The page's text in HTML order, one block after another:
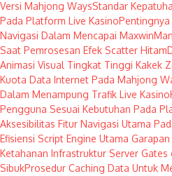
Versi Mahjong WaysStandar
Pada Platform Live Kasino
Navigasi Dalam Mencapai Maxwin
Saat Pemrosesan Efek Scatter Hitam
Animasi Visual Tingkat Tinggi Kakek
Kuota Data Internet Pada Mahjong
Dalam Menampung Trafik Live Kasino
Pengguna Sesuai Kebutuhan Pada
Aksesibilitas Fitur Navigasi Utama
Efisiensi Script Engine Utama
Ketahanan Infrastruktur Server Gates
SibukProsedur Caching Data Untuk